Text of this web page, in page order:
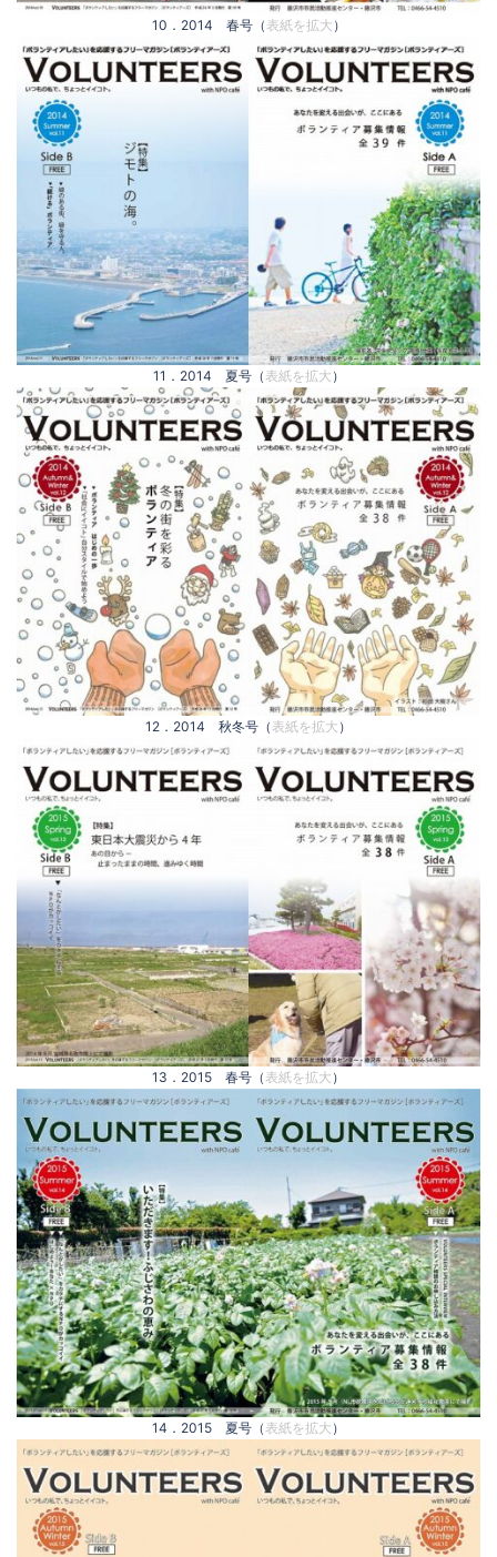
10．2014 春号（ 表紙を拡大 ）
11．2014 夏号（ 表紙を拡大 ）
12．2014 秋冬号（ 表紙を拡大 ）
13．2015 春号（ 表紙を拡大 ）
14．2015 夏号（ 表紙を拡大 ）